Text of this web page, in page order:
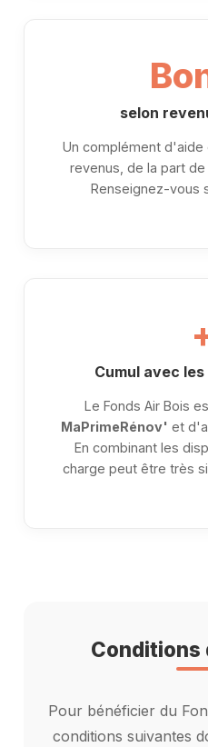
selon
Un complément
revenus, de la part
Renseignez-vous
Cumul avec
Le Fonds Air Bois
MaPrimeRénov' et
En combinant les
charge peut être très
Pour bénéficier du
conditions suivantes